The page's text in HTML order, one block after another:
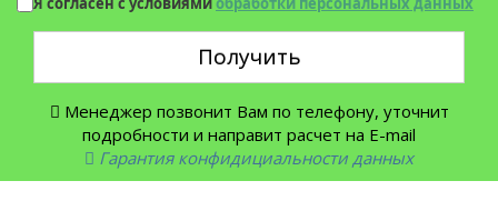
Получить
Менеджер позвонит Вам по телефону, уточнит
подробности и направит расчет на E-mail
Гарантия конфидициальности данных